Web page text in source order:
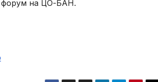
форум на ЦО-БАН.